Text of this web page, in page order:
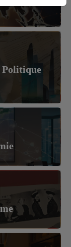
Politique